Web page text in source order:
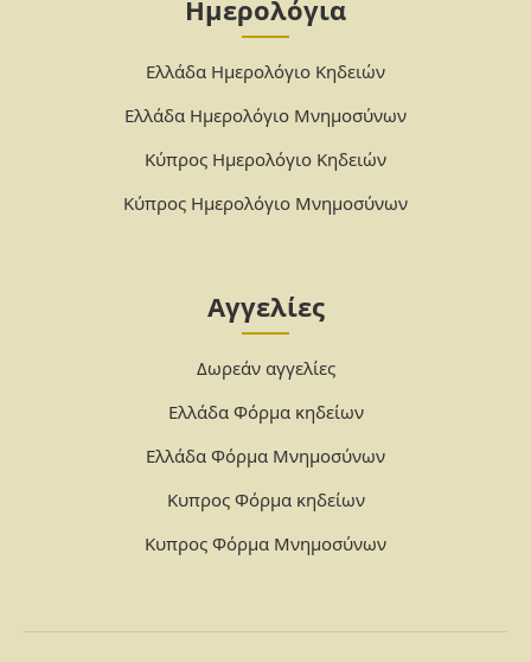
Ημερολόγια
Ελλάδα Ημερολόγιο Κηδειών
Ελλάδα Ημερολόγιο Μνημοσύνων
Κύπρος Ημερολόγιο Κηδειών
Κύπρος Ημερολόγιο Μνημοσύνων
Αγγελίες
Δωρεάν αγγελίες
Ελλάδα Φόρμα κηδείων
Ελλάδα Φόρμα Μνημοσύνων
Κυπρος Φόρμα κηδείων
Κυπρος Φόρμα Μνημοσύνων